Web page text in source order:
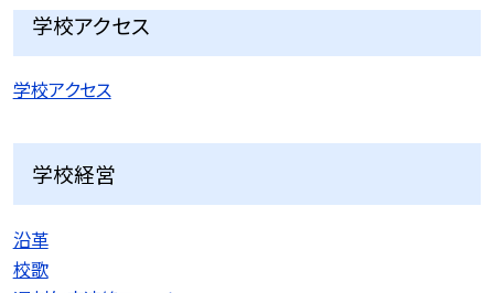
学校アクセス
学校アクセス
学校経営
沿革
校歌